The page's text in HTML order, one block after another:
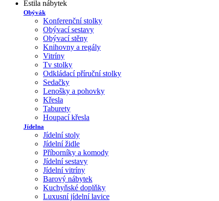
Estila nábytek
Obývák
Konferenční stolky
Obývací sestavy
Obývací stěny
Knihovny a regály
Vitríny
Tv stolky
Odkládací příruční stolky
Sedačky
Lenošky a pohovky
Křesla
Taburety
Houpací křesla
Jídelna
Jídelní stoly
Jídelní židle
Příborníky a komody
Jídelní sestavy
Jídelní vitríny
Barový nábytek
Kuchyňské doplňky
Luxusní jídelní lavice